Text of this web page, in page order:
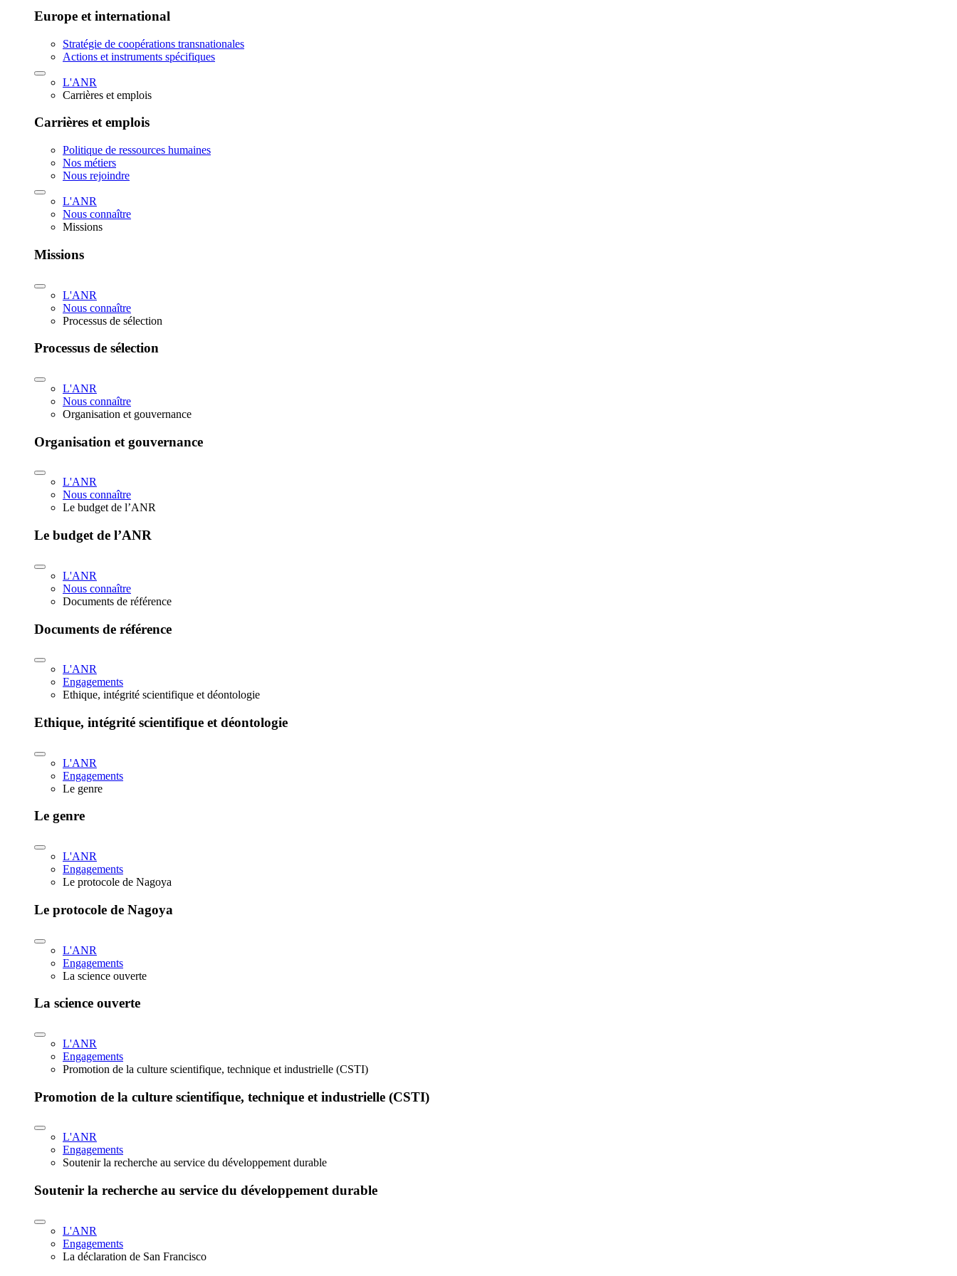
Europe et international
Stratégie de coopérations transnationales
Actions et instruments spécifiques
L'ANR
Carrières et emplois
Carrières et emplois
Politique de ressources humaines
Nos métiers
Nous rejoindre
L'ANR
Nous connaître
Missions
Missions
L'ANR
Nous connaître
Processus de sélection
Processus de sélection
L'ANR
Nous connaître
Organisation et gouvernance
Organisation et gouvernance
L'ANR
Nous connaître
Le budget de l’ANR
Le budget de l’ANR
L'ANR
Nous connaître
Documents de référence
Documents de référence
L'ANR
Engagements
Ethique, intégrité scientifique et déontologie
Ethique, intégrité scientifique et déontologie
L'ANR
Engagements
Le genre
Le genre
L'ANR
Engagements
Le protocole de Nagoya
Le protocole de Nagoya
L'ANR
Engagements
La science ouverte
La science ouverte
L'ANR
Engagements
Promotion de la culture scientifique, technique et industrielle (CSTI)
Promotion de la culture scientifique, technique et industrielle (CSTI)
L'ANR
Engagements
Soutenir la recherche au service du développement durable
Soutenir la recherche au service du développement durable
L'ANR
Engagements
La déclaration de San Francisco